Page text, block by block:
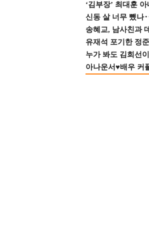
‘김부장’ 최대훈
신동 살 너무 뺐나
송혜교, 남사친과
유재석 포기한 정
누가 봐도 김희선
아나운서♥배우 커